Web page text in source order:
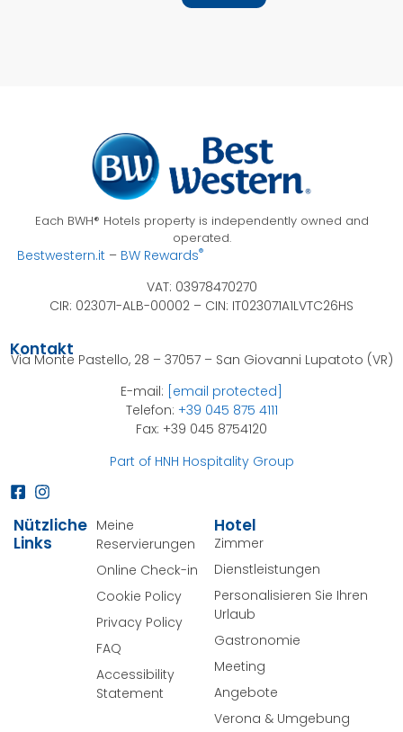
Each BWH® Hotels property is independently owned and
operated.
Bestwestern.it – BW Rewards®
VAT: 03978470270
CIR: 023071-ALB-00002 – CIN: IT023071A1LVTC26HS
Nützliche
Links
Meine
Reservierungen
Online Check-in
Cookie Policy
Privacy Policy
FAQ
Accessibility
Statement
Hotel
Zimmer
Dienstleistungen
Personalisieren Sie Ihren
Urlaub
Gastronomie
Meeting
Angebote
Verona & Umgebung
Kontakt
Via Monte Pastello, 28 – 37057 – San Giovanni Lupatoto (VR)
E-mail: [email protected]
Telefon: +39 045 875 4111
Fax: +39 045 8754120
Part of HNH Hospitality Group